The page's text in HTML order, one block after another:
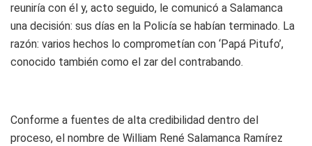
reuniría con él y, acto seguido, le comunicó a Salamanca
una decisión: sus días en la Policía se habían terminado. La
razón: varios hechos lo comprometían con ‘Papá Pitufo’,
conocido también como el zar del contrabando.
Conforme a fuentes de alta credibilidad dentro del
proceso, el nombre de William René Salamanca Ramírez